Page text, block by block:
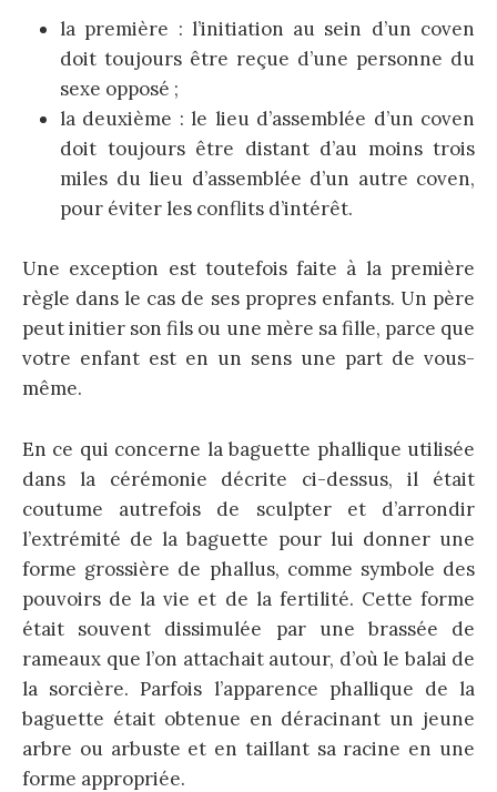
la première : l’initiation au sein d’un coven
doit toujours être reçue d’une personne du
sexe opposé ;
la deuxième : le lieu d’assemblée d’un coven
doit toujours être distant d’au moins trois
miles du lieu d’assemblée d’un autre coven,
pour éviter les conflits d’intérêt.
Une exception est toutefois faite à la première
règle dans le cas de ses propres enfants. Un père
peut initier son fils ou une mère sa fille, parce que
votre enfant est en un sens une part de vous-
même.
En ce qui concerne la baguette phallique utilisée
dans la cérémonie décrite ci-dessus, il était
coutume autrefois de sculpter et d’arrondir
l’extrémité de la baguette pour lui donner une
forme grossière de phallus, comme symbole des
pouvoirs de la vie et de la fertilité. Cette forme
était souvent dissimulée par une brassée de
rameaux que l’on attachait autour, d’où le balai de
la sorcière. Parfois l’apparence phallique de la
baguette était obtenue en déracinant un jeune
arbre ou arbuste et en taillant sa racine en une
forme appropriée.